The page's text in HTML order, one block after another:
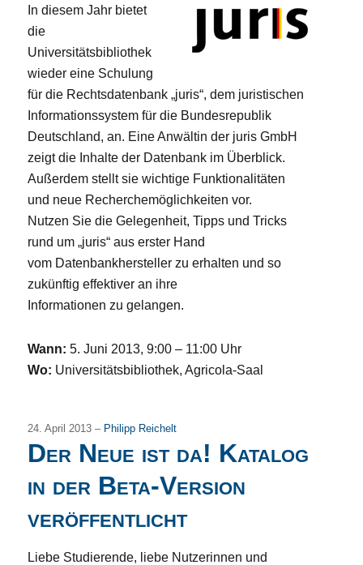
In diesem Jahr bietet
die
Universitätsbibliothek
wieder eine Schulung
für die Rechtsdatenbank „juris“, dem juristischen
Informationssystem für die Bundesrepublik
Deutschland, an. Eine Anwältin der juris GmbH
zeigt die Inhalte der Datenbank im Überblick.
Außerdem stellt sie wichtige Funktionalitäten
und neue Recherchemöglichkeiten vor.
Nutzen Sie die Gelegenheit, Tipps und Tricks
rund um „juris“ aus erster Hand
vom Datenbankhersteller zu erhalten und so
zukünftig effektiver an ihre
Informationen zu gelangen.
Wann: 5. Juni 2013, 9:00 – 11:00 Uhr
Wo: Universitätsbibliothek, Agricola-Saal
24. April 2013 – Philipp Reichelt
Der Neue ist da! Katalog
in der Beta-Version
veröffentlicht
Liebe Studierende, liebe Nutzerinnen und